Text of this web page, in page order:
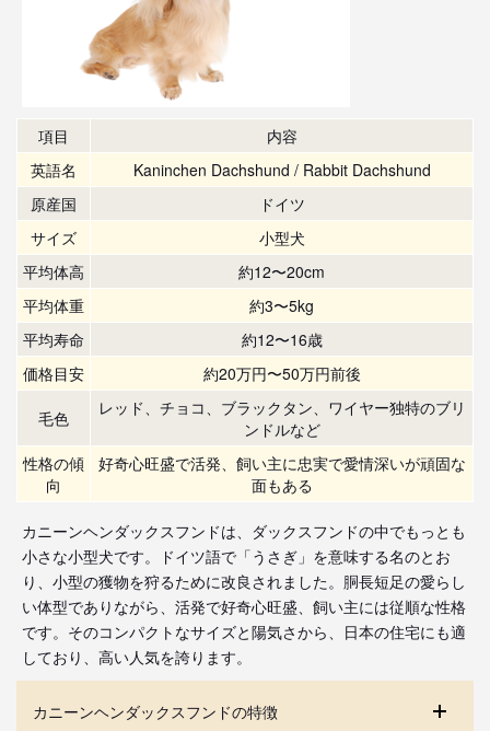
項目
内容
英語名
Kaninchen Dachshund / Rabbit Dachshund
原産国
ドイツ
サイズ
小型犬
平均体高
約12〜20cm
平均体重
約3〜5kg
平均寿命
約12〜16歳
価格目安
約20万円〜50万円前後
毛色
レッド、チョコ、ブラックタン、ワイヤー独特のブリ
ンドルなど
性格の傾
向
好奇心旺盛で活発、飼い主に忠実で愛情深いが頑固な
面もある
カニーンヘンダックスフンドは、ダックスフンドの中でもっとも
小さな小型犬です。ドイツ語で「うさぎ」を意味する名のとお
り、小型の獲物を狩るために改良されました。胴長短足の愛らし
い体型でありながら、活発で好奇心旺盛、飼い主には従順な性格
です。そのコンパクトなサイズと陽気さから、日本の住宅にも適
しており、高い人気を誇ります。
カニーンヘンダックスフンドの特徴